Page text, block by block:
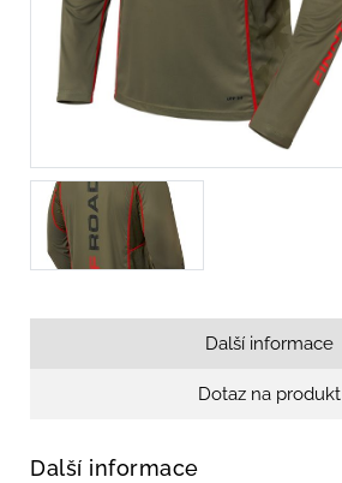
Další informace
Dotaz na produkt
Další informace